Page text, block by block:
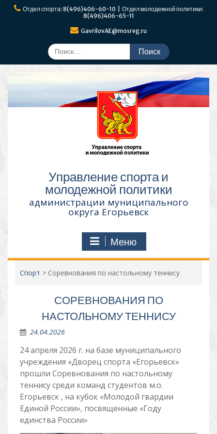
ПерейтиОтдел спорта: 8(496)406-60-10 | Отдел молодежной политики:
8(496)406-65-11
GavrilovAE@mosreg.ru
Поиск
по:
Управление спорта и
молодежной политики
администрации муниципального
округа Егорьевск
Меню
Спорт > Соревнования по настольному теннису
СОРЕВНОВАНИЯ ПО
НАСТОЛЬНОМУ ТЕННИСУ
24.04.2026
24 апреля 2026 г. на базе муниципального
учреждения «Дворец спорта «Егорьевск»
прошли Соревнования по настольному
теннису среди команд студентов м.о.
Егорьевск , на кубок «Молодой гвардии
Единой России», посвященные «Году
единства России»